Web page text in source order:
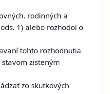
rodinných a
1) alebo rozhodol o
tohto rozhodnutia
zisteným
zo skutkových